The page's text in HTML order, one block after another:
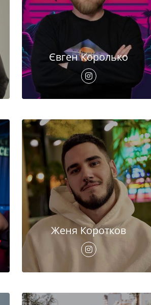
Євген Королько
Женя Коротков